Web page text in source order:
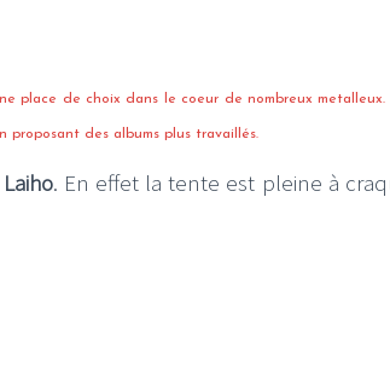
place de choix dans le coeur de nombreux metalleux.
proposant des albums plus travaillés.
. En effet la tente est pleine à